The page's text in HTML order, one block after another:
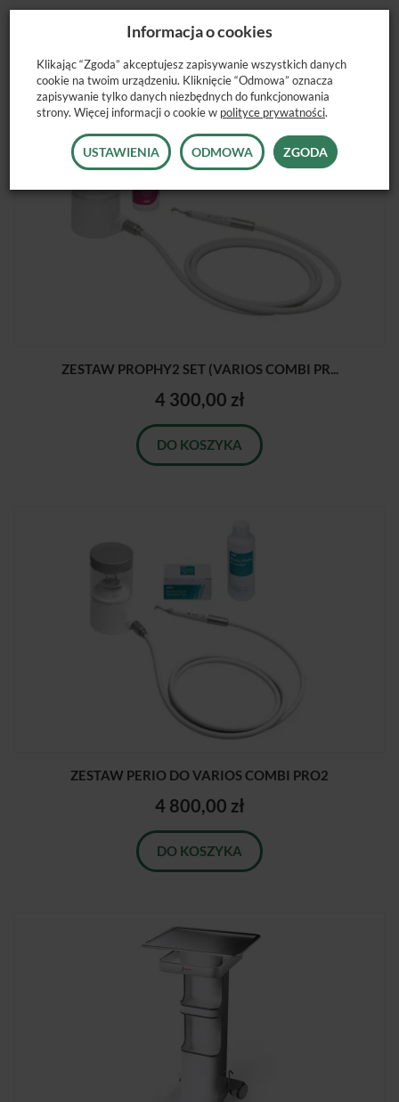
POLECANE PRODUKTY
ZESTAW PROPHY2 SET (VARIOS COMBI PR...
4 300,00 zł
DO KOSZYKA
ZESTAW PERIO DO VARIOS COMBI PRO2
4 800,00 zł
DO KOSZYKA
Informacja o cookies
Klikając “Zgoda” akceptujesz zapisywanie wszystkich danych
cookie na twoim urządzeniu. Kliknięcie “Odmowa” oznacza
zapisywanie tylko danych niezbędnych do funkcjonowania
strony. Więcej informacji o cookie w polityce prywatności.
USTAWIENIA ODMOWA ZGODA